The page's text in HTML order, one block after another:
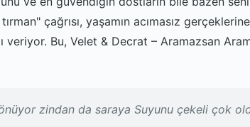
çağrısı, yaşamın acımasız
Bu, Velet & Decrat – Aramazsan
zindan da saraya Suyunu çekeli çok